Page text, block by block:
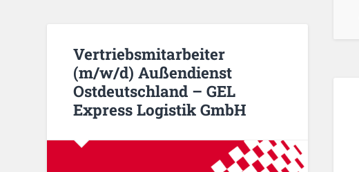
Vertriebsmitarbeiter
(m/w/d) Außendienst
Ostdeutschland – GEL
Express Logistik GmbH